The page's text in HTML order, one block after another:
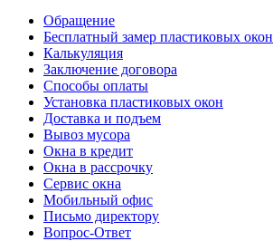
Обращение
Бесплатный замер пластиковых окон
Калькуляция
Заключение договора
Способы оплаты
Установка пластиковых окон
Доставка и подъем
Вывоз мусора
Окна в кредит
Окна в рассрочку
Сервис окна
Мобильный офис
Письмо директору
Вопрос-Ответ